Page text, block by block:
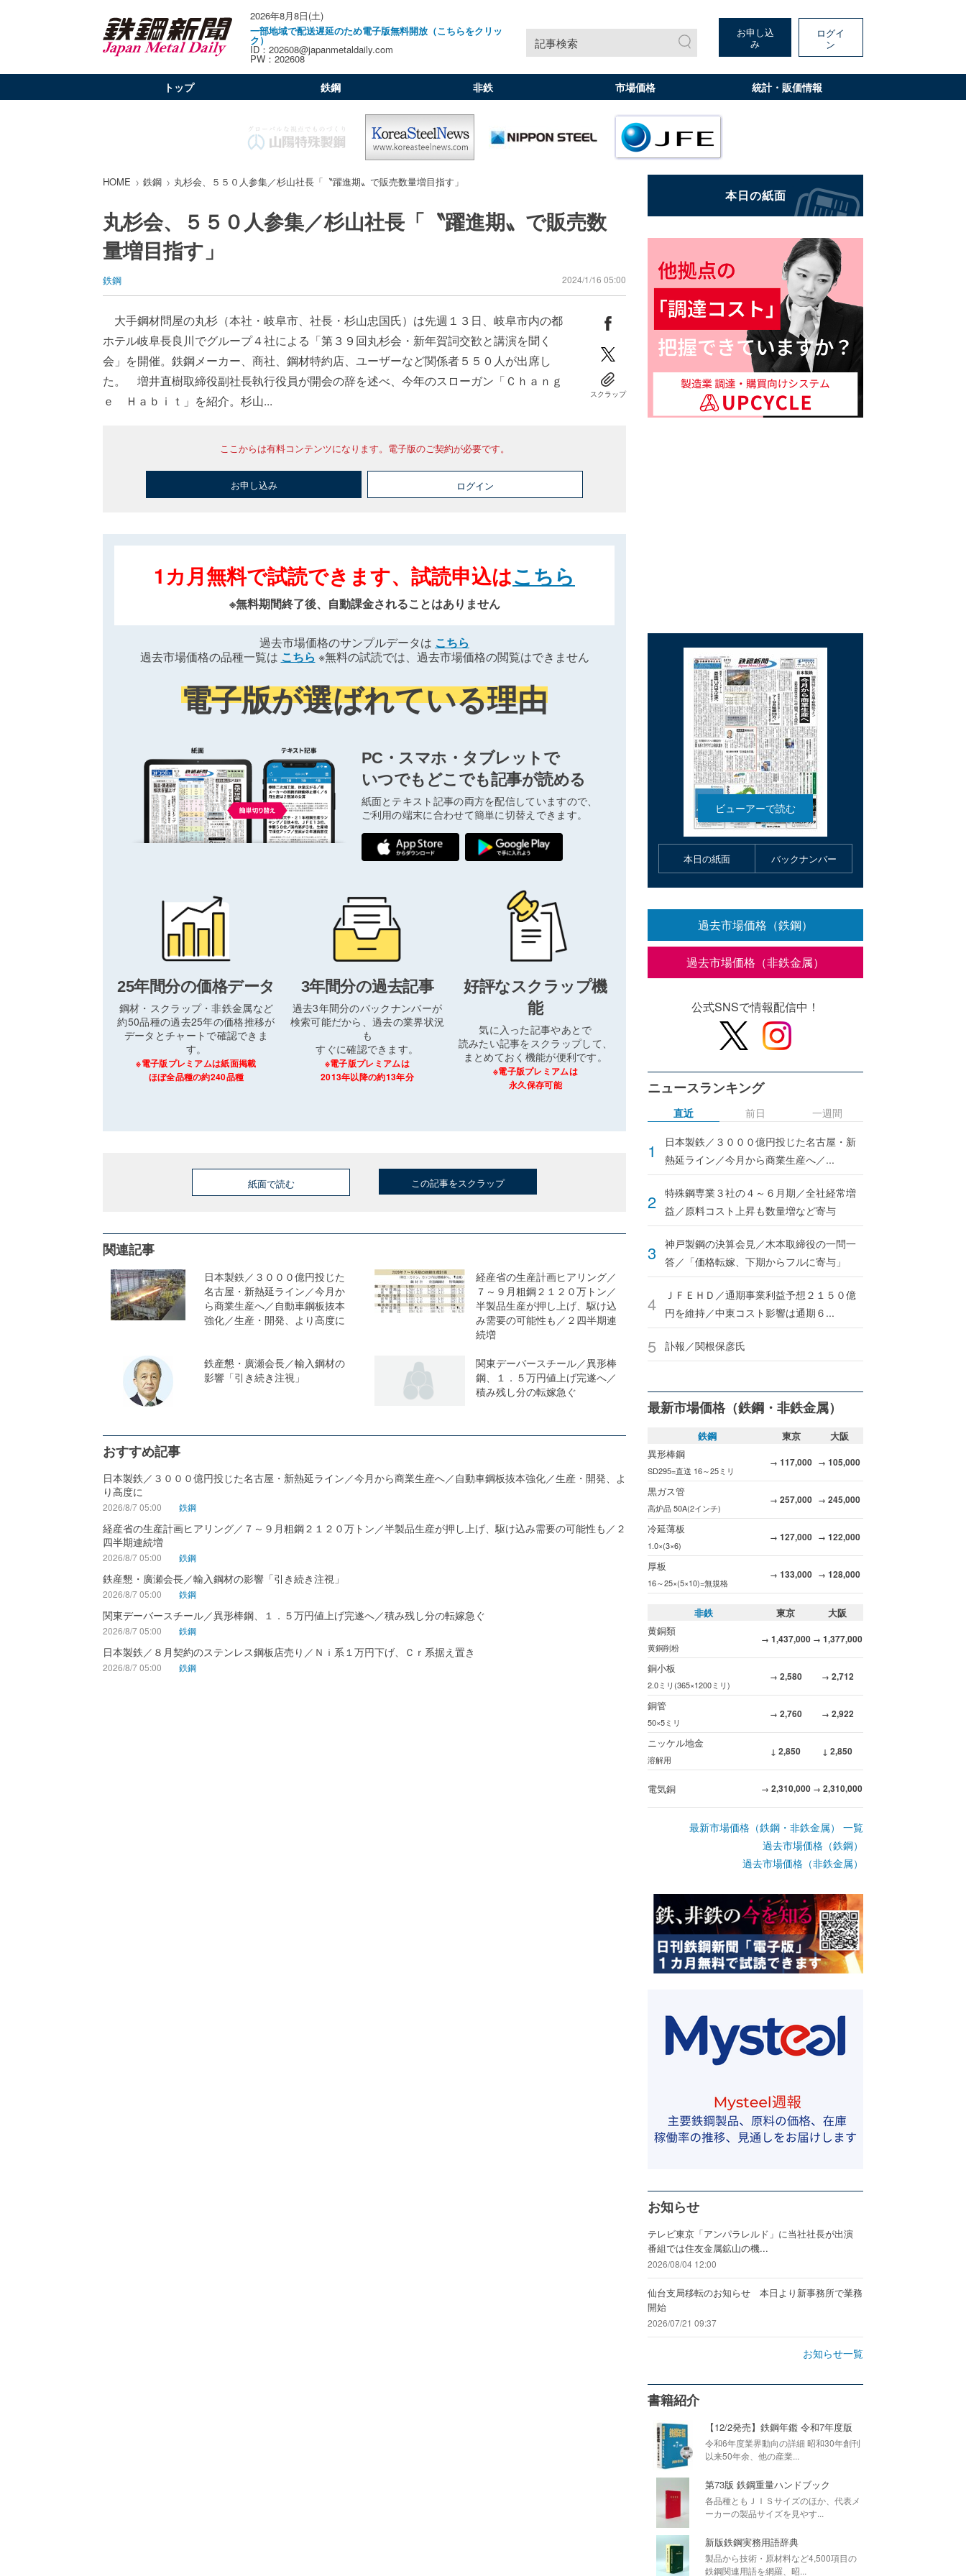
2026年8月8日(土)
一部地域で配送遅延のため電子版無料開放（こちらをクリッ
ク）
ID：202608@japanmetaldaily.com
PW：202608
記事検索
お申し込
み
ログイ
ン
トップ 鉄鋼 非鉄 市場価格 統計・販価情報
HOME 鉄鋼 丸杉会、５５０人参集／杉山社長「〝躍進期〟で販売数量増目指す」
丸杉会、５５０人参集／杉山社長「〝躍進期〟で販売数
量増目指す」
鉄鋼 2024/1/16 05:00
大手鋼材問屋の丸杉（本社・岐阜市、社長・杉山忠国氏）は先週１３日、岐阜市内の都
ホテル岐阜長良川でグループ４社による「第３９回丸杉会・新年賀詞交歓と講演を聞く
会」を開催。鉄鋼メーカー、商社、鋼材特約店、ユーザーなど関係者５５０人が出席し
た。 増井直樹取締役副社長執行役員が開会の辞を述べ、今年のスローガン「Ｃｈａｎｇ
ｅ Ｈａｂｉｔ」を紹介。杉山...
スクラップ
ここからは有料コンテンツになります。電子版のご契約が必要です。
お申し込み ログイン
1カ月無料で試読できます、試読申込はこちら
※無料期間終了後、自動課金されることはありません
過去市場価格のサンプルデータは こちら
過去市場価格の品種一覧は こちら ※無料の試読では、過去市場価格の閲覧はできません
電子版が選ばれている理由
PC・スマホ・タブレットで
いつでもどこでも記事が読める
紙面とテキスト記事の両方を配信していますので、
ご利用の端末に合わせて簡単に切替えできます。
25年間分の価格データ
鋼材・スクラップ・非鉄金属など
約50品種の過去25年の価格推移が
データとチャートで確認できま
す。
※電子版プレミアムは紙面掲載
ほぼ全品種の約240品種
3年間分の過去記事
過去3年間分のバックナンバーが
検索可能だから、過去の業界状況
も
すぐに確認できます。
※電子版プレミアムは
2013年以降の約13年分
好評なスクラップ機
能
気に入った記事やあとで
読みたい記事をスクラップして、
まとめておく機能が便利です。
※電子版プレミアムは
永久保存可能
紙面で読む この記事をスクラップ
関連記事
日本製鉄／３０００億円投じた
名古屋・新熱延ライン／今月か
ら商業生産へ／自動車鋼板抜本
強化／生産・開発、より高度に
経産省の生産計画ヒアリング／
７～９月粗鋼２１２０万トン／
半製品生産が押し上げ、駆け込
み需要の可能性も／２四半期連
続増
鉄産懇・廣瀬会長／輸入鋼材の
影響「引き続き注視」
関東デーバースチール／異形棒
鋼、１．５万円値上げ完遂へ／
積み残し分の転嫁急ぐ
おすすめ記事
日本製鉄／３０００億円投じた名古屋・新熱延ライン／今月から商業生産へ／自動車鋼板抜本強化／生産・開発、よ
り高度に
2026/8/7 05:00 鉄鋼
経産省の生産計画ヒアリング／７～９月粗鋼２１２０万トン／半製品生産が押し上げ、駆け込み需要の可能性も／２
四半期連続増
2026/8/7 05:00 鉄鋼
鉄産懇・廣瀬会長／輸入鋼材の影響「引き続き注視」
2026/8/7 05:00 鉄鋼
関東デーバースチール／異形棒鋼、１．５万円値上げ完遂へ／積み残し分の転嫁急ぐ
2026/8/7 05:00 鉄鋼
日本製鉄／８月契約のステンレス鋼板店売り／Ｎｉ系１万円下げ、Ｃｒ系据え置き
2026/8/7 05:00 鉄鋼
本日の紙面 バックナンバー
過去市場価格（鉄鋼）
過去市場価格（非鉄金属）
公式SNSで情報配信中！
ニュースランキング
直近
日本製鉄／３０００億円投じた名古屋・新
熱延ライン／今月から商業生産へ／...
特殊鋼専業３社の４～６月期／全社経常増
益／原料コスト上昇も数量増など寄与
神戸製鋼の決算会見／木本取締役の一問一
答／「価格転嫁、下期からフルに寄与」
ＪＦＥＨＤ／通期事業利益予想２１５０億
円を維持／中東コスト影響は通期６...
訃報／関根保彦氏
前日 一週間
最新市場価格（鉄鋼・非鉄金属）
鉄鋼 東京
大阪
異形棒鋼
SD295=直送 16～25ミリ
→ 117,000 → 105,000
黒ガス管
高炉品 50A(2インチ)
→ 257,000 → 245,000
冷延薄板
1.0×(3×6)
→ 127,000 → 122,000
厚板
16～25×(5×10)=無規格
→ 133,000 → 128,000
非鉄 東京
大阪
黄銅類
黄銅削粉
→ 1,437,000 → 1,377,000
銅小板
2.0ミリ(365×1200ミリ)
→ 2,580 → 2,712
銅管
50×5ミリ
→ 2,760 → 2,922
ニッケル地金
溶解用
↓ 2,850 ↓ 2,850
電気銅 → 2,310,000 → 2,310,000
最新市場価格（鉄鋼・非鉄金属） 一覧
過去市場価格（鉄鋼）
過去市場価格（非鉄金属）
お知らせ
テレビ東京「アンパラレルド」に当社社長が出演
番組では住友金属鉱山の機...
2026/08/04 12:00
仙台支局移転のお知らせ 本日より新事務所で業務
開始
2026/07/21 09:37
お知らせ一覧
書籍紹介
【12/2発売】鉄鋼年鑑 令和7年度版
令和6年度業界動向の詳細 昭和30年創刊
以来50年余、他の産業...
第73版 鉄鋼重量ハンドブック
各品種ともＪＩＳサイズのほか、代表メ
ーカーの製品サイズを見やす...
新版鉄鋼実務用語辞典
製品から技術・原材料など4,500項目の
鉄鋼関連用語を網羅、昭...